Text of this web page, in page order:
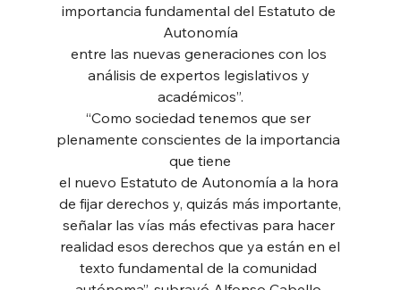
importancia fundamental del Estatuto de
Autonomía
entre las nuevas generaciones con los
análisis de expertos legislativos y
académicos”.
“Como sociedad tenemos que ser
plenamente conscientes de la importancia
que tiene
el nuevo Estatuto de Autonomía a la hora
de fijar derechos y, quizás más importante,
señalar las vías más efectivas para hacer
realidad esos derechos que ya están en el
texto fundamental de la comunidad